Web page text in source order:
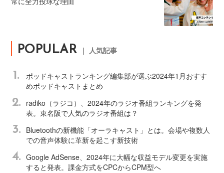
POPULAR ｜ 人気記事
1.
ポッドキャストランキング編集部が選ぶ2024年1月おすす
めポッドキャストまとめ
2.
radiko（ラジコ）、2024年のラジオ番組ランキングを発
表。東名阪で人気のラジオ番組は？
3.
Bluetoothの新機能「オーラキャスト」とは。会場や複数人
での音声体験に革新を起こす新技術
4. Google AdSense、2024年に大幅な収益モデル変更を実施
すると発表。課金方式をCPCからCPM型へ